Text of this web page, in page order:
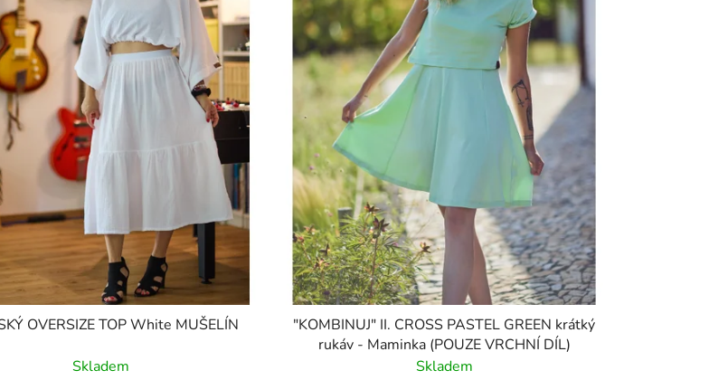
OVERSIZE TOP White MUŠELÍN
Skladem
"KOMBINUJ" II. CROSS PASTEL GREEN krátký
rukáv - Maminka (POUZE VRCHNÍ DÍL)
Skladem